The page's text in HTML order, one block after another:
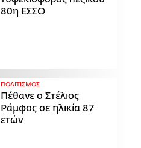
80η ΕΣΣΟ
ΠΟΛΙΤΙΣΜΟΣ
Πέθανε ο Στέλιος
Ράμφος σε ηλικία 87
ετών